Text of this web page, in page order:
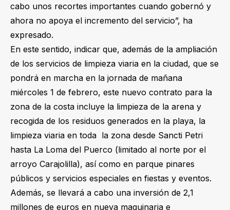
cabo unos recortes importantes cuando gobernó y
ahora no apoya el incremento del servicio”, ha
expresado.
En este sentido, indicar que, además de la ampliación
de los servicios de limpieza viaria en la ciudad, que se
pondrá en marcha en la jornada de mañana
miércoles 1 de febrero, este nuevo contrato para la
zona de la costa incluye la limpieza de la arena y
recogida de los residuos generados en la playa, la
limpieza viaria en toda la zona desde Sancti Petri
hasta La Loma del Puerco (limitado al norte por el
arroyo Carajolilla), así como en parque pinares
públicos y servicios especiales en fiestas y eventos.
Además, se llevará a cabo una inversión de 2,1
millones de euros en nueva maquinaria e